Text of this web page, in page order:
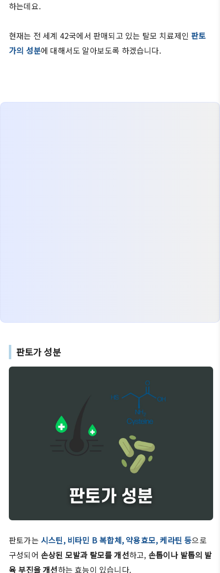
하는데요.
현재는 전 세계 42국에서 판매되고 있는 탈모 치료제인 판토
가의 성분에 대해서도 알아보도록 하겠습니다.
판토가 성분
판토가는 시스틴, 비타민 B 복합체, 약용효모, 케라틴 등으로
구성되어 손상된 모발과 탈모를 개선하고, 손톱이나 발톱의 발
육 부진을 개선하는 효능이 있습니다.